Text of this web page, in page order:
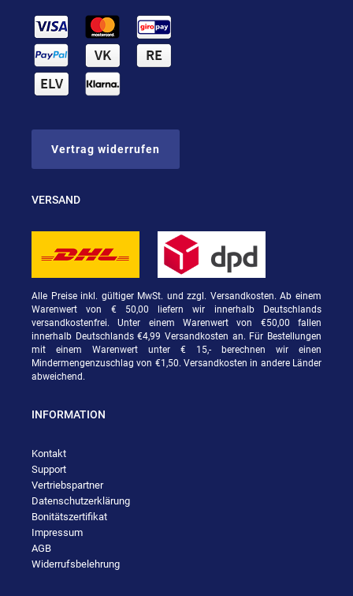
Vertrag widerrufen
VERSAND
Alle Preise inkl. gültiger MwSt. und zzgl. Versandkosten. Ab einem
Warenwert von € 50,00 liefern wir innerhalb Deutschlands
versandkostenfrei. Unter einem Warenwert von €50,00 fallen
innerhalb Deutschlands €4,99 Versandkosten an. Für Bestellungen
mit einem Warenwert unter € 15,- berechnen wir einen
Mindermengenzuschlag von €1,50. Versandkosten in andere Länder
abweichend.
INFORMATION
Kontakt
Support
Vertriebspartner
Datenschutzerklärung
Bonitätszertifikat
Impressum
AGB
Widerrufsbelehrung